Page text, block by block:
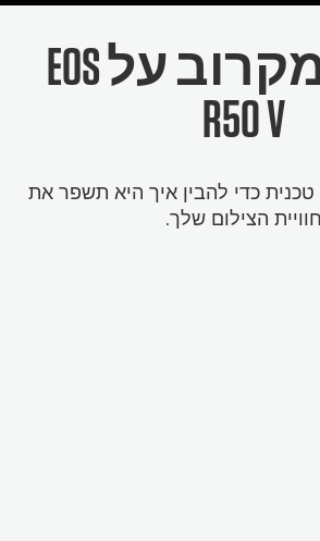
מבט מקרוב על EOS
R50 V
כדי להבין איך היא תשפר את
חוויית הצילום שלך.